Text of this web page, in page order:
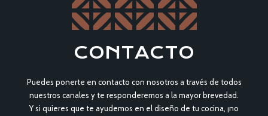
CONTACTO
Puedes ponerte en contacto con nosotros a través de todos
nuestros canales y te responderemos a la mayor brevedad.
Y si quieres que te ayudemos en el diseño de tu cocina, ¡no